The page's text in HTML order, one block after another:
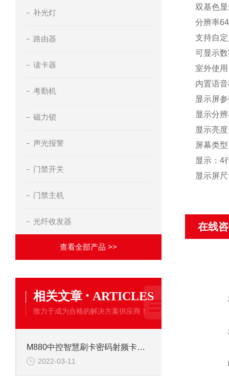
补光灯
路由器
读卡器
考勤机
磁力锁
声光报警
门禁开关
门禁主机
光纤收发器
查看全部产品 >>
相关文章 · ARTICLES
致力于成为合格的解决方案供应商！
M880中控智慧刷卡密码射频卡式考勤一体机
2022-03-11
双基色
分辨率
支持自
可显示
室外使
内置语
显示屏
显示分
显示亮
屏幕类
显示：4
显示屏
在线